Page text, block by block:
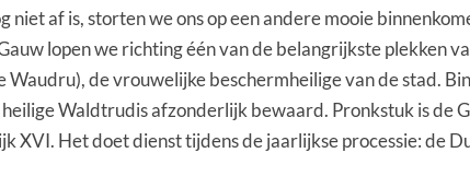
niet af is, storten we ons op een andere mooie
lopen we richting één van de belangrijkste plekken
Waudru), de vrouwelijke beschermheilige van de stad.
Waldtrudis afzonderlijk bewaard. Pronkstuk is de
XVI. Het doet dienst tijdens de jaarlijkse processie: de